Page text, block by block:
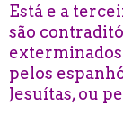
Está e a
são
pelos
Jesuítas, ou